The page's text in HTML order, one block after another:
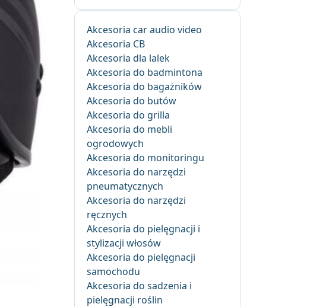
Akcesoria car audio video
Akcesoria CB
Akcesoria dla lalek
Akcesoria do badmintona
Akcesoria do bagażników
Akcesoria do butów
Akcesoria do grilla
Akcesoria do mebli
ogrodowych
Akcesoria do monitoringu
Akcesoria do narzędzi
pneumatycznych
Akcesoria do narzędzi
ręcznych
Akcesoria do pielęgnacji i
stylizacji włosów
Akcesoria do pielęgnacji
samochodu
Akcesoria do sadzenia i
pielęgnacji roślin